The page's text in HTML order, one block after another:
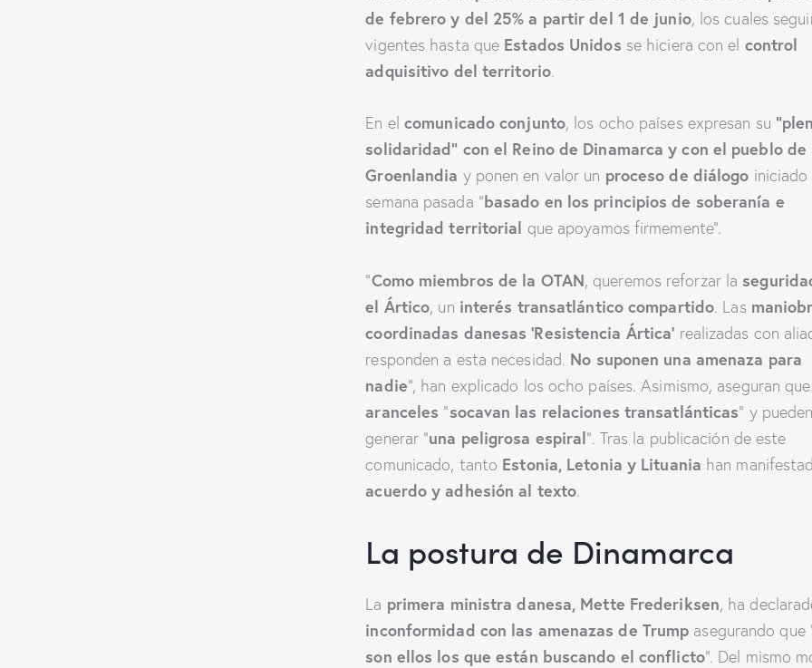
de febrero y del 25% a partir del 1 de junio, los cuales
vigentes hasta que Estados Unidos se hiciera con el control
adquisitivo del territorio.
En el comunicado conjunto, los ocho países expresan su
solidaridad” con el Reino de Dinamarca y con el pueblo de
Groenlandia y ponen en valor un proceso de diálogo iniciado
semana pasada “basado en los principios de soberanía e
integridad territorial que apoyamos firmemente”.
“Como miembros de la OTAN, queremos reforzar la
el Ártico, un interés transatlántico compartido. Las
coordinadas danesas ‘Resistencia Ártica’ realizadas con
responden a esta necesidad. No suponen una amenaza para
nadie”, han explicado los ocho países. Asimismo, aseguran
aranceles “socavan las relaciones transatlánticas” y pueden
generar “una peligrosa espiral”. Tras la publicación de este
comunicado, tanto Estonia, Letonia y Lituania han
acuerdo y adhesión al texto.
La postura de Dinamarca
La primera ministra danesa, Mette Frederiksen, ha
inconformidad con las amenazas de Trump asegurando que
son ellos los que están buscando el conflicto”. Del mismo